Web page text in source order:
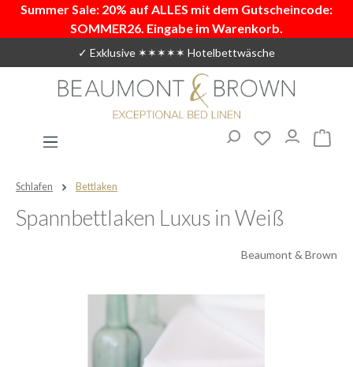
Zum Hauptinhalt springen
Summer Sale: 20% auf ALLES mit dem Gutscheincode:
SOMMER26. Eingabe im Warenkorb.
✓ Exklusive ✶✶✶✶✶ Hotelbettwäsche
Du hast 0
Schlafen Bettlaken
Spannbettlaken Luxus in Weiß
Beaumont & Brown